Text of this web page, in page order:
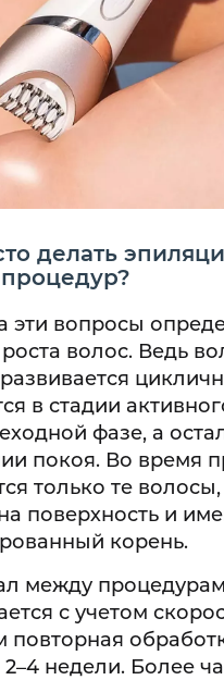
делать
эти вопросы
волос. Ведь
в стадии
фазе, а
покоя. Во время
только те
поверхность и
корень.
между
с учетом
повторная
недели. Более